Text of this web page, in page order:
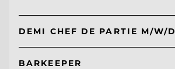
DEMI CHEF DE PARTIE M/W/D
BARKEEPER